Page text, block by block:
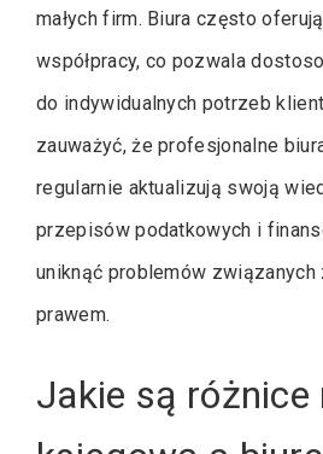
małych firm. Biura często
współpracy, co pozwala
do indywidualnych potrzeb
zauważyć, że profesjonalne
regularnie aktualizują swoją
przepisów podatkowych i
uniknąć problemów
prawem.
Jakie są różnice